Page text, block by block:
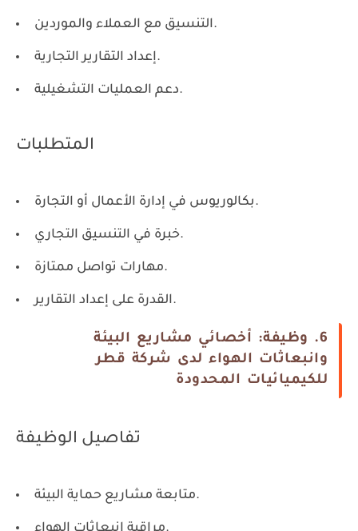
التنسيق مع العملاء والموردين.
إعداد التقارير التجارية.
دعم العمليات التشغيلية.
المتطلبات
بكالوريوس في إدارة الأعمال أو التجارة.
خبرة في التنسيق التجاري.
مهارات تواصل ممتازة.
القدرة على إعداد التقارير.
6. وظيفة: أخصائي مشاريع البيئة
وانبعاثات الهواء لدى شركة قطر
للكيميائيات المحدودة
تفاصيل الوظيفة
متابعة مشاريع حماية البيئة.